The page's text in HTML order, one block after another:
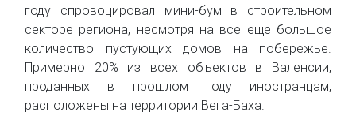
году спровоцировал мини-бум в строительном
секторе региона, несмотря на все еще большое
количество пустующих домов на побережье.
Примерно 20% из всех объектов в Валенсии,
проданных в прошлом году иностранцам,
расположены на территории Вега-Баха.